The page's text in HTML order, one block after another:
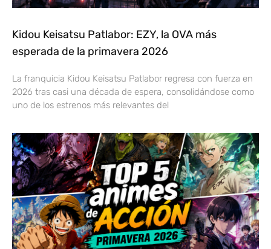
Kidou Keisatsu Patlabor: EZY, la OVA más
esperada de la primavera 2026
La franquicia Kidou Keisatsu Patlabor regresa con fuerza en
2026 tras casi una década de espera, consolidándose como
uno de los estrenos más relevantes del